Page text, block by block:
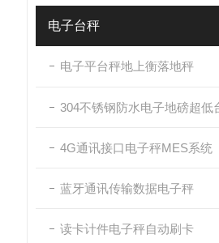
电子台秤
电子平台秤地上衡落地秤
4G通讯接口电子秤MES系统
蓝牙通讯传输数据电子秤
读卡计件电子秤自动刷卡